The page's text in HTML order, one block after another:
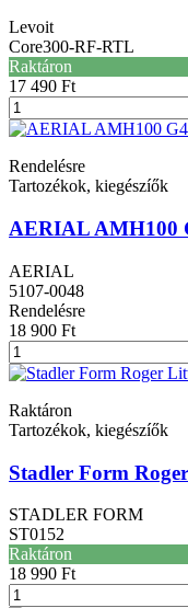
Levoit
Core300-RF-RTL
Raktáron
17 490 Ft
Rendelésre
Tartozékok, kiegészíők
AERIAL AMH100
AERIAL
5107-0048
Rendelésre
18 900 Ft
Raktáron
Tartozékok, kiegészíők
Stadler Form
STADLER FORM
ST0152
Raktáron
18 990 Ft